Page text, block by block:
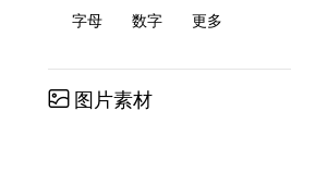
字母
数字 更多
图片素材